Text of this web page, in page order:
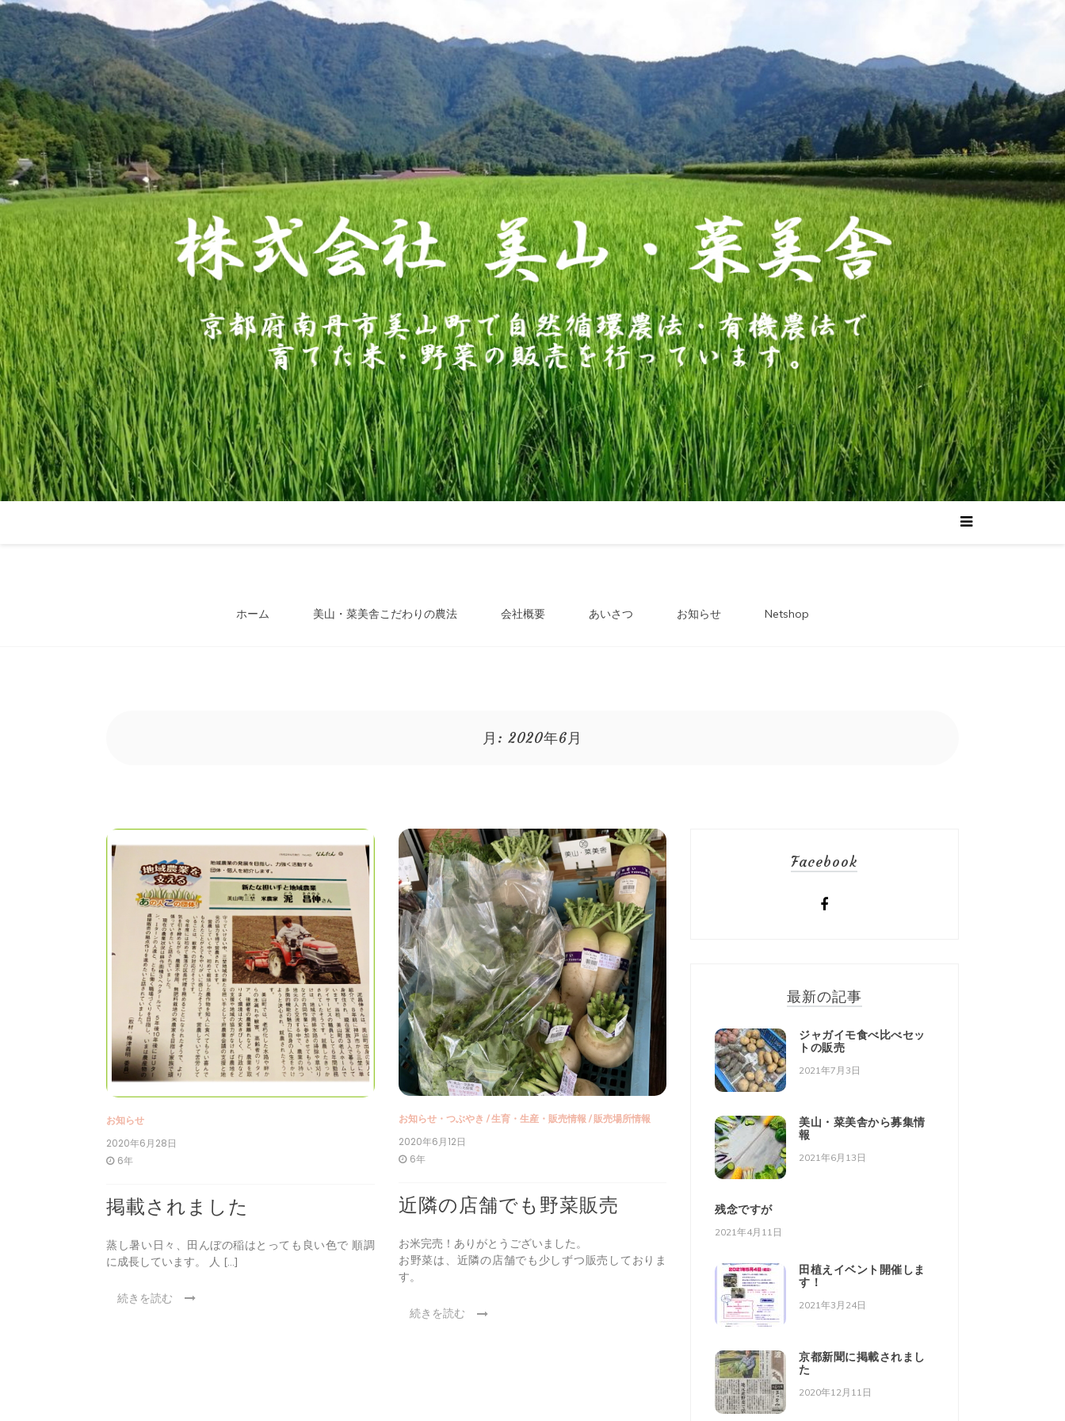
コ
ン
テ
ン
ツ
へ
ス
キ
ッ
プ
株式会社 美山・菜
美舎
京都府南丹市美山町で自然循環農法・有機農法で作った米・野菜の販売を行っています。
ホーム 美山・菜美舎こだわりの農法 会社概要 あいさつ お知らせ Netshop
月:2020年6月
お知らせ
2020年6月28日
6年
掲載されました
蒸し暑い日々、田んぼの稲はとっても良い色で 順調
に成長しています。 人 […]
続きを読む
お知らせ・つぶやき /生育・生産・販売情報 / 販売場所情報
2020年6月12日
6年
近隣の店舗でも野菜販売
お米完売！ありがとうございました。
お野菜は、近隣の店舗でも少しずつ販売しておりま
す。
続きを読む
Facebook
最新の記事
ジャガイモ食べ比べセッ
トの販売
2021年7月3日
美山・菜美舎から募集情
報
2021年6月13日
残念ですが
2021年4月11日
田植えイベント開催しま
す！
2021年3月24日
京都新聞に掲載されまし
た
2020年12月11日